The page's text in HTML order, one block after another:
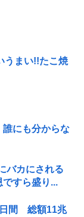
うまい!!たこ焼
誰にも分からな
バカにされる
ですら盛り...
日間 総額11兆